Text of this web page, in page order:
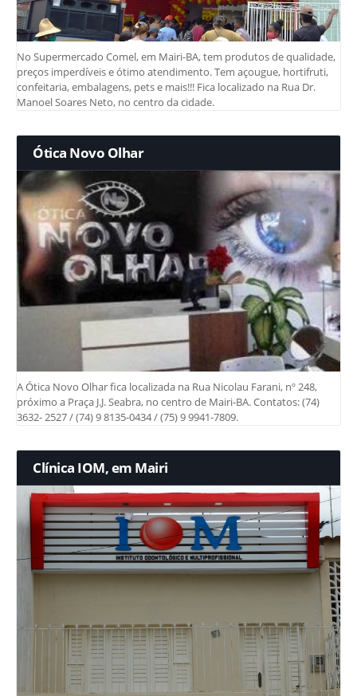
No Supermercado Comel, em Mairi-BA, tem produtos de qualidade,
preços imperdíveis e ótimo atendimento. Tem açougue, hortifruti,
confeitaria, embalagens, pets e mais!!! Fica localizado na Rua Dr.
Manoel Soares Neto, no centro da cidade.
Ótica Novo Olhar
A Ótica Novo Olhar fica localizada na Rua Nicolau Farani, nº 248,
próximo a Praça J.J. Seabra, no centro de Mairi-BA. Contatos: (74)
3632- 2527 / (74) 9 8135-0434 / (75) 9 9941-7809.
Clínica IOM, em Mairi